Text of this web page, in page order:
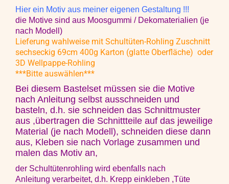
Hier ein Motiv aus meiner eigenen Gestaltung !!!
die Motive sind aus Moosgummi / Dekomaterialien (je
nach Modell)
Lieferung wahlweise mit Schultüten-Rohling Zuschnitt
sechseckig 69cm 400g Karton (glatte Oberfläche) oder
3D Wellpappe-Rohling
***Bitte auswählen***
Bei diesem Bastelset müssen sie die Motive
nach Anleitung selbst ausschneiden und
basteln, d.h. sie schneiden das Schnittmuster
aus ,übertragen die Schnittteile auf das jeweilige
Material (je nach Modell), schneiden diese dann
aus, Kleben sie nach Vorlage zusammen und
malen das Motiv an,
der Schultütenrohling wird ebenfalls nach
Anleitung verarbeitet, d.h. Krepp einkleben ,Tüte